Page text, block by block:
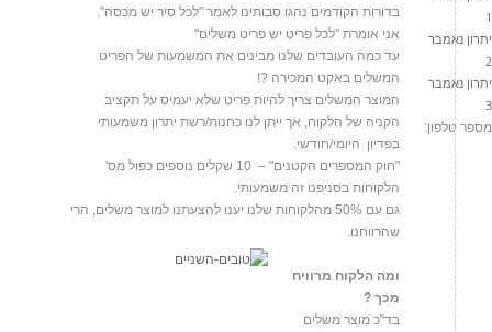
בדורות הקודמים נהגו סבותינו לאמר "לכל סיר יש מכסה".
אני אומרת "לכל פריט יש פריט משלים"
עד כמה העובדים שלנו מבינים את המשמעות של הפריט
המשלים באקט המכירה ?!
המוצר המשלים צריך להיות פריט שלא יעמיס על תקציב
הקניה של הלקוח, אך ייתן לנו כחנות/רשת יתרון משמעותי
בפדיון היומי/חודשי.
"חוק המספרים הקטנים" – 10 שקלים נוספים כפול מס'
הלקוחות בסניפנו זה משמעותי.
גם עם 50% מהלקוחות שלנו יענו להצעתנו למוצר משלים, הרי
שהרווחנו.
ומה הלקוח מרוויח
מכך ?
בד"כ מוצר משלים
1
יתרון נאמבר
2
יתרון נאמבר
3
מספר טלפון: